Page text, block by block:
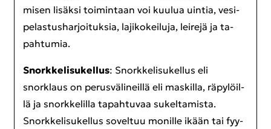
mi­sen li­säk­si toi­min­taan voi kuu­lua uin­tia, ve­si­
pe­las­tus­har­joi­tuk­sia, la­ji­ko­kei­lu­ja, lei­re­jä ja ta­
pah­tu­mia.
Snork­ke­li­su­kel­lus: Snork­ke­li­su­kel­lus eli
snorklaus on pe­rus­vä­li­neil­lä eli mas­kil­la, rä­py­löil­
lä ja snork­ke­lil­la ta­pah­tu­vaa su­kel­ta­mis­ta.
Snork­ke­li­su­kel­lus so­vel­tuu mo­nil­le ikään tai fyy­